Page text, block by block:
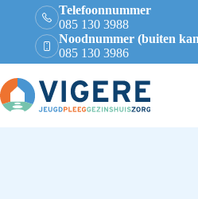
Telefoonnummer
085 130 3988
Noodnummer (buiten
085 130 3986